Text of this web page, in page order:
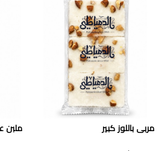
مربى باللوز كبير ملبن